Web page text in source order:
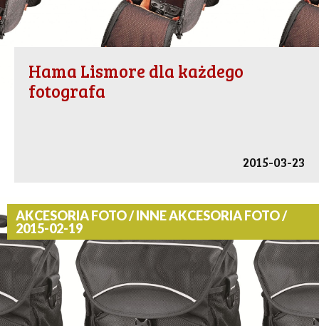
Hama Lismore dla każdego
fotografa
2015-03-23
AKCESORIA FOTO / INNE AKCESORIA FOTO /
2015-02-19